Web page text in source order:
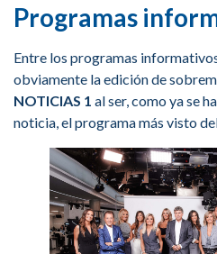
Programas
Entre los programas
obviamente la edición de
NOTICIAS 1 al ser, como ya se
noticia, el programa más visto